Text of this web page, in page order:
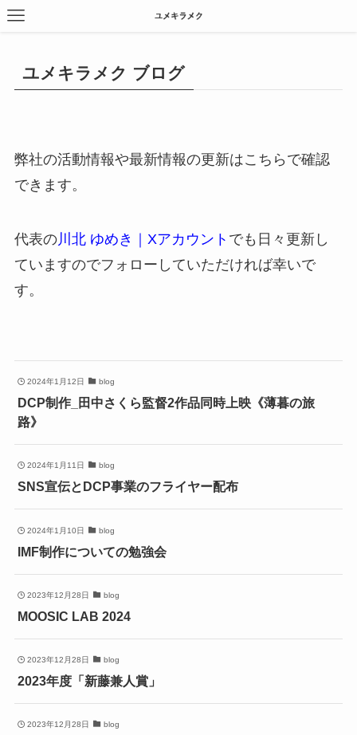
ユメキラメク ブログ
弊社の活動情報や最新情報の更新はこちらで確認
できます。
代表の川北 ゆめき｜Xアカウント でも日々更新し
ていますのでフォローしていただければ幸いで
す。
2024年1月12日 blog
DCP制作_田中さくら監督2作品同時上映《薄暮の旅
路》
2024年1月11日 blog
SNS宣伝とDCP事業のフライヤー配布
2024年1月10日 blog
IMF制作についての勉強会
2023年12月28日 blog
MOOSIC LAB 2024
2023年12月28日 blog
2023年度「新藤兼人賞」
2023年12月28日 blog